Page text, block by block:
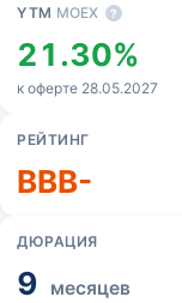
YTM MOEX ?
21.30%
к оферте 28.05.2027
РЕЙТИНГ
BBB-
ДЮРАЦИЯ
9 месяцев